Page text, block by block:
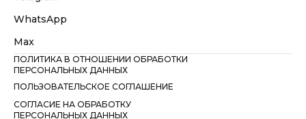
WhatsApp
Max
ПОЛИТИКА В ОТНОШЕНИИ ОБРАБОТКИ
ПЕРСОНАЛЬНЫХ ДАННЫХ
ПОЛЬЗОВАТЕЛЬСКОЕ СОГЛАШЕНИЕ
СОГЛАСИЕ НА ОБРАБОТКУ
ПЕРСОНАЛЬНЫХ ДАННЫХ